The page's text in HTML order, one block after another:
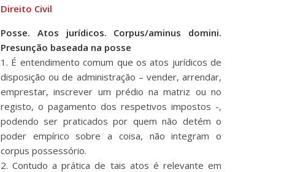
Direito Civil
Posse. Atos jurídicos. Corpus/aminus domini.
Presunção baseada na posse
1. É entendimento comum que os atos jurídicos de
disposição ou de administração – vender, arrendar,
emprestar, inscrever um prédio na matriz ou no
registo, o pagamento dos respetivos impostos -,
podendo ser praticados por quem não detém o
poder empírico sobre a coisa, não integram o
corpus possessório.
2. Contudo a prática de tais atos é relevante em